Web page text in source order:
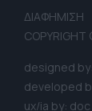
ΔΙΑΦΗΜΙΣΗ
designed
developed
ux/ia by: